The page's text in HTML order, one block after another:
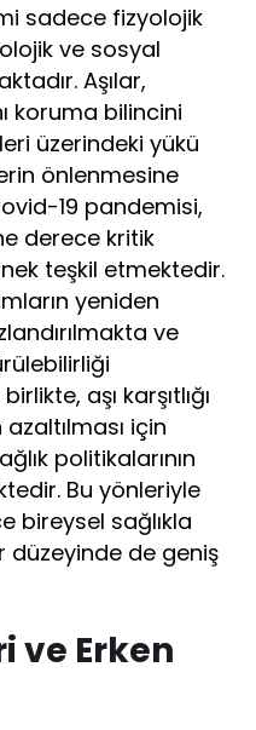
sadece fizyolojik
ve sosyal
Aşılar,
koruma bilincini
üzerindeki yükü
önlenmesine
19 pandemisi,
derece kritik
teşkil etmektedir.
yeniden
ve
aşı karşıtlığı
için
politikalarının
Bu yönleriyle
bireysel sağlıkla
düzeyinde de geniş
ve Erken